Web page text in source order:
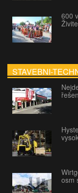
600
STAVEBNI-
osm